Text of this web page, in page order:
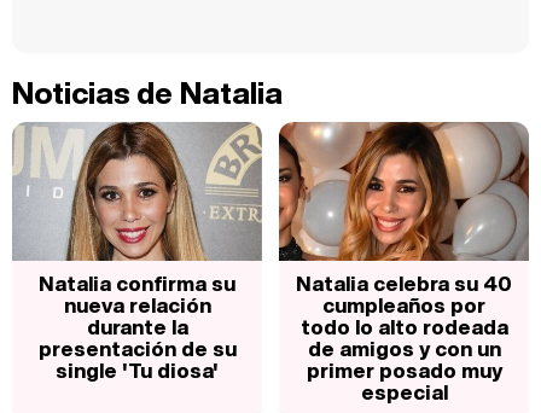
Noticias de Natalia
Natalia confirma su
nueva relación
durante la
presentación de su
single 'Tu diosa'
Natalia celebra su 40
cumpleaños por
todo lo alto rodeada
de amigos y con un
primer posado muy
especial